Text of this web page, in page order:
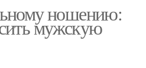
ношению:
мужскую